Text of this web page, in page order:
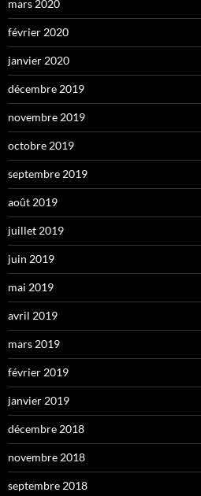
mars 2020
février 2020
janvier 2020
décembre 2019
novembre 2019
octobre 2019
septembre 2019
août 2019
juillet 2019
juin 2019
mai 2019
avril 2019
mars 2019
février 2019
janvier 2019
décembre 2018
novembre 2018
septembre 2018